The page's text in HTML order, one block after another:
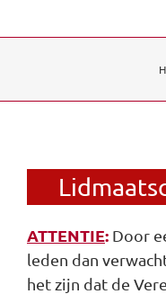
ATTENTIE:Door
leden dan
het zijn dat de